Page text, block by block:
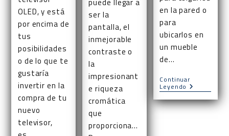
OLED, y está
por encima de
tus
posibilidades
o de lo que te
gustaría
invertir en la
compra de tu
nuevo
televisor,
puede llegar a
ser la
pantalla, el
inmejorable
contraste o
la
impresionant
e riqueza
cromática
que
proporciona...
en la pared o
para
ubicarlos en
un mueble
de…
Continuar
Leyendo Soportes
Para
Televisores
OLED